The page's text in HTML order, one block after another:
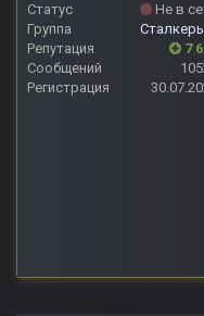
Статус
Не в
Группа
Репутация
7
Сообщений
Регистрация